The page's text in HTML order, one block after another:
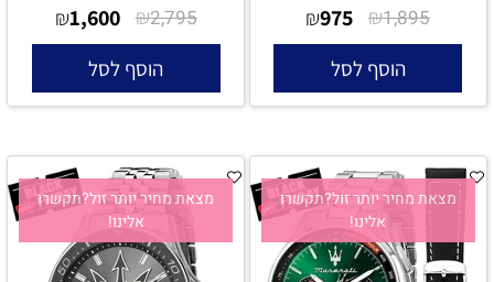
₪1,895
₪975
הוסף לסל
₪2,795
₪1,600
הוסף לסל
מצאת מחיר יותר זול?תקשרו
אלינו!
מצאת מחיר יותר זול?תקשרו
אלינו!